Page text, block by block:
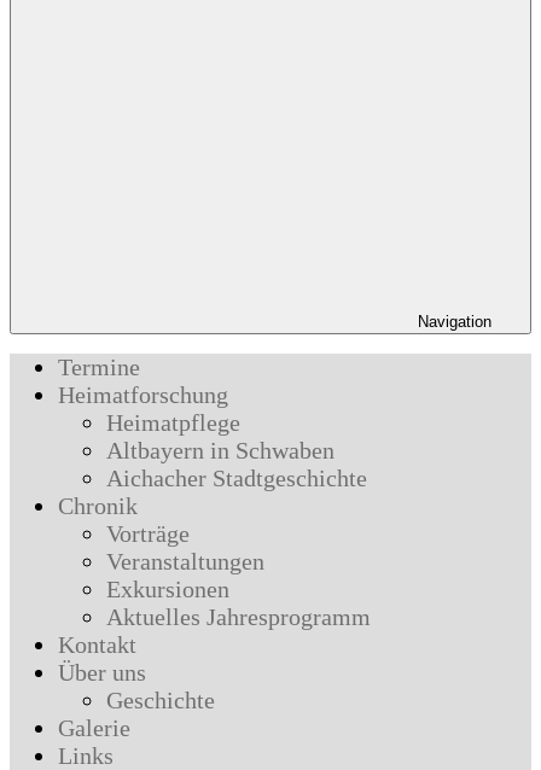
Navigation
Termine
Heimatforschung
Heimatpflege
Altbayern in Schwaben
Aichacher Stadtgeschichte
Chronik
Vorträge
Veranstaltungen
Exkursionen
Aktuelles Jahresprogramm
Kontakt
Über uns
Geschichte
Galerie
Links